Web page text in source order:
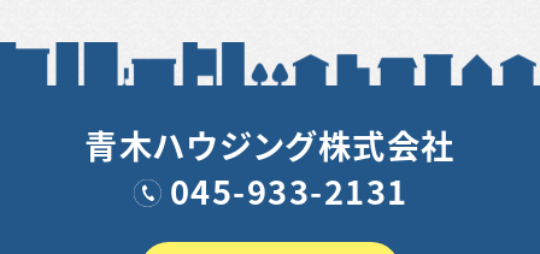
青木ハウジング株式会社
045-933-2131